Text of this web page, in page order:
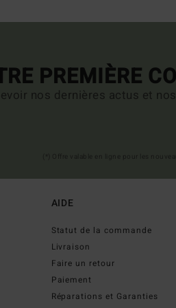
PREMIÈRE
nos dernières actus et
AIDE
Statut de la commande
Livraison
Faire un retour
Paiement
Réparations et Garanties